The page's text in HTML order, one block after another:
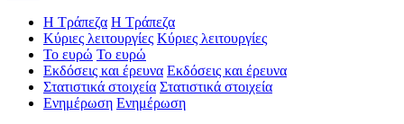
Η Τράπεζα Η Τράπεζα
Κύριες λειτουργίες Κύριες λειτουργίες
Το ευρώ Το ευρώ
Εκδόσεις και έρευνα Εκδόσεις και έρευνα
Στατιστικά στοιχεία Στατιστικά στοιχεία
Ενημέρωση Ενημέρωση